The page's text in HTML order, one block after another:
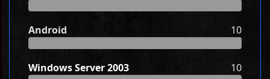
Android 10
Windows Server 2003 10